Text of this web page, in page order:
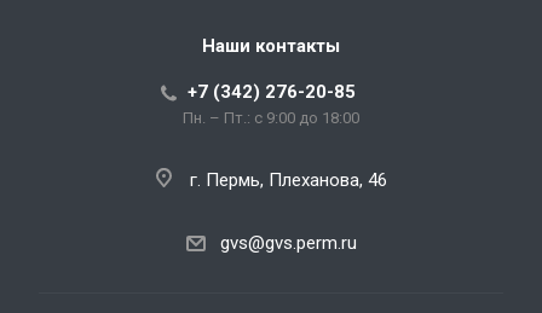
Наши контакты
+7 (342) 276-20-85
Пн. – Пт.: с 9:00 до 18:00
г. Пермь, Плеханова, 46
gvs@gvs.perm.ru